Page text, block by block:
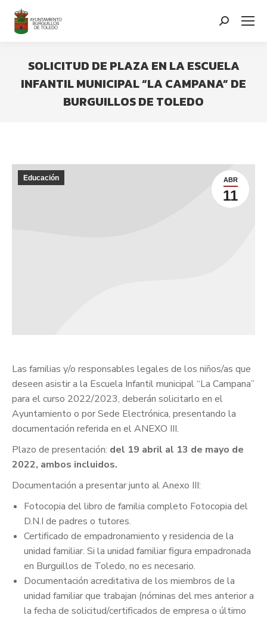
contenido
Search:
SOLICITUD DE PLAZA EN LA ESCUELA
INFANTIL MUNICIPAL “LA CAMPANA” DE
BURGUILLOS DE TOLEDO
ABR
11
Educación
Las familias y/o responsables legales de los niños/as que
deseen asistir a la Escuela Infantil municipal “La Campana”
para el curso 2022/2023, deberán solicitarlo en el
Ayuntamiento o por Sede Electrónica, presentando la
documentación referida en el ANEXO III.
Plazo de presentación: del 19 abril al 13 de mayo de
2022, ambos incluidos.
Documentación a presentar junto al Anexo III:
Fotocopia del libro de familia completo Fotocopia del
D.N.I de padres o tutores.
Certificado de empadronamiento y residencia de la
unidad familiar. Si la unidad familiar figura empadronada
en Burguillos de Toledo, no es necesario.
Documentación acreditativa de los miembros de la
unidad familiar que trabajan (nóminas del mes anterior a
la fecha de solicitud/certificados de empresa o último